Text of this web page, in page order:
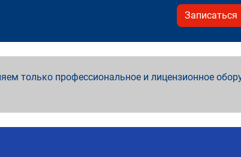
Записаться
только профессиональное и лицензионное